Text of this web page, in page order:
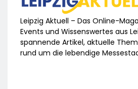
Leipzig Aktuell – Das Online-
Events und Wissenswertes aus
spannende Artikel, aktuelle
rund um die lebendige